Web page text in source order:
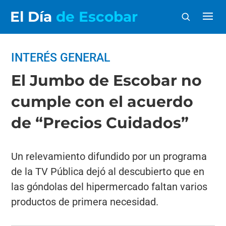
El Día de Escobar
INTERÉS GENERAL
El Jumbo de Escobar no
cumple con el acuerdo
de “Precios Cuidados”
Un relevamiento difundido por un programa
de la TV Pública dejó al descubierto que en
las góndolas del hipermercado faltan varios
productos de primera necesidad.